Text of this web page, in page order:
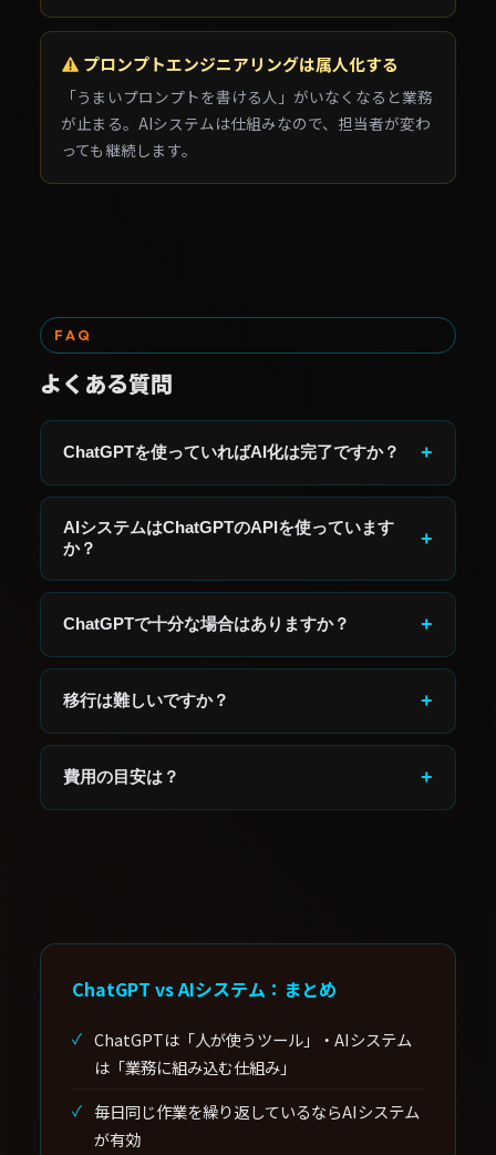
プロンプトエンジニアリングは属人化する
「うまいプロンプトを書ける人」がいなくなると業務
が止まる。AIシステムは仕組みなので、担当者が変わ
っても継続します。
FAQ
よくある質問
ChatGPTを使っていればAI化は完了ですか？ +
いいえ。ChatGPTは「人が操作するツール」です。
業務フローに組み込まれたAIシステムとは根本的に
異なります。
AIシステムはChatGPTのAPIを使っています
か？
+
はい。多くのAIシステムはOpenAIのAPIやGemini等
を活用しています。違いは「APIを業務に組み込む設
ChatGPTで十分な場合はありますか？ +
個人の作業効率化や、単発の文章生成であれば
ChatGPTで十分です。業務フロー全体を自動化した
移行は難しいですか？ +
既存ツール（Googleスプレッドシート・LINE・
freee等）との連携から始めるため、現在の業務を大
費用の目安は？ +
ChatGPT vs AIシステム：まとめ
ChatGPTは「人が使うツール」・AIシステム
は「業務に組み込む仕組み」
毎日同じ作業を繰り返しているならAIシステム
が有効